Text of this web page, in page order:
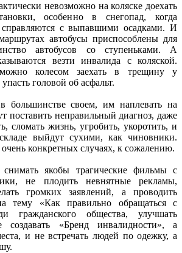
невозможно на коляске доехать
особенно в снегопад, когда
с выпавшими осадками. И
автобусы приспособлены для
автобусов со ступеньками. А
везти инвалида с коляской.
колесом заехать в трещину у
головой об асфальт.
своем, им наплевать на
поставить неправильный диагноз, даже
сломать жизнь, угробить, укоротить, и
выйдут сухими, как чиновники.
конкретных случаях, к сожалению.
якобы трагические фильмы с
не плодить невнятные рекламы,
громких заявлений, а проводить
тему «Как правильно обращаться с
гражданского общества, улучшать
создавать «Бренд инвалидности», а
и не встречать людей по одежку, а